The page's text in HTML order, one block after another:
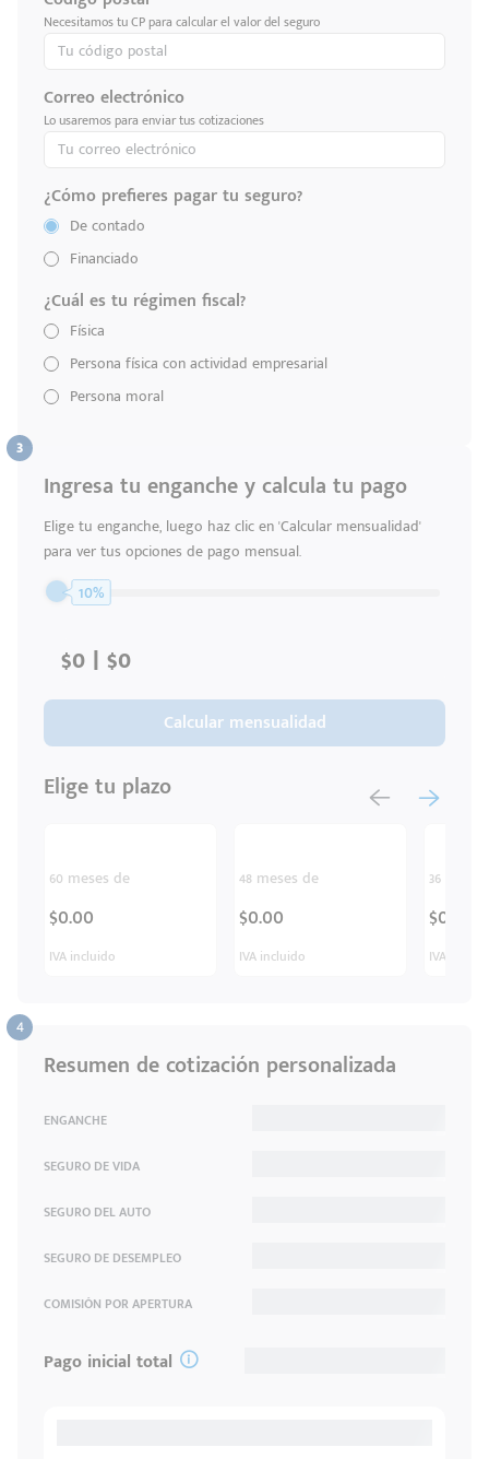
Necesitamos tu CP para calcular el valor del seguro
Correo electrónico
Lo usaremos para enviar tus cotizaciones
¿Cómo prefieres pagar tu seguro?
De contado
Financiado
¿Cuál es tu régimen fiscal?
Física
Persona física con actividad empresarial
Persona moral
Ingresa tu enganche y calcula tu pago
Elige tu enganche, luego haz clic en 'Calcular mensualidad'
para ver tus opciones de pago mensual.
10%
Calcular mensualidad
Elige tu plazo
60 meses de
$0.00
IVA incluido
48 meses de
$0.00
IVA incluido
36
$0.00
IVA
Resumen de cotización personalizada
ENGANCHE
SEGURO DE VIDA
SEGURO DEL AUTO
SEGURO DE DESEMPLEO
COMISIÓN POR APERTURA
Pago inicial total